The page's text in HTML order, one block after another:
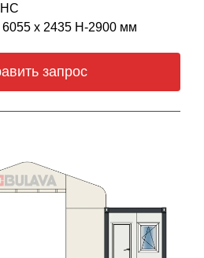
НС
6055 х 2435 Н-2900 мм
запрос